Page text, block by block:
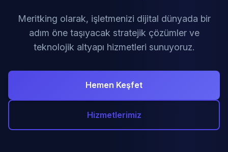
Meritking olarak, işletmenizi dijital dünyada bir
adım öne taşıyacak stratejik çözümler ve
teknolojik altyapı hizmetleri sunuyoruz.
Hemen Keşfet
Hizmetlerimiz